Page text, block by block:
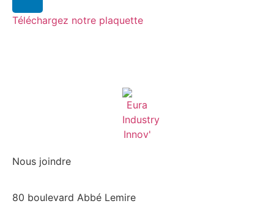
Téléchargez notre plaquette
Nous joindre
80 boulevard Abbé Lemire